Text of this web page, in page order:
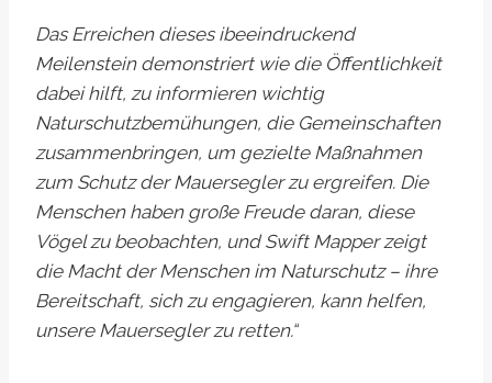
Das Erreichen dieses ibeeindruckend
Meilenstein demonstriertwie die Öffentlichkeit
dabei hilft, zu informieren wichtig
Naturschutzbemühungen, die Gemeinschaften
zusammenbringen, um gezielte Maßnahmen
zum Schutz der Mauersegler zu ergreifen. Die
Menschen haben große Freude daran, diese
Vögel zu beobachten, und Swift Mapper zeigt
die Macht der Menschen im Naturschutz – ihre
Bereitschaft, sich zu engagieren, kann helfen,
unsere Mauersegler zu retten.“